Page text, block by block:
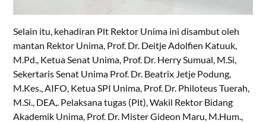
Selain itu, kehadiran Plt Rektor Unima ini disambut oleh
mantan Rektor Unima, Prof. Dr. Deitje Adolfien Katuuk,
M.Pd., Ketua Senat Unima, Prof. Dr. Herry Sumual, M.Si,
Sekertaris Senat Unima Prof. Dr. Beatrix Jetje Podung,
M.Kes., AIFO, Ketua SPI Unima, Prof. Dr. Philoteus Tuerah,
M.Si., DEA,. Pelaksana tugas (Plt), Wakil Rektor Bidang
Akademik Unima, Prof. Dr. Mister Gideon Maru, M.Hum.,